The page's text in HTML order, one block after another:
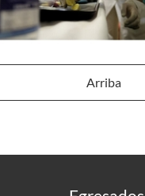
Arriba